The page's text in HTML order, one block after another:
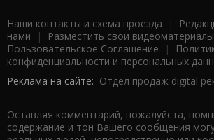
Наши контакты и схема проезда |
нами | Разместить свои видеоматериалы
Пользовательское Соглашение |
конфиденциальности и персональных
Реклама на сайте: Отдел продаж digital
Оставляя комментарий, пожалуйста,
содержание и тон Вашего сообщения